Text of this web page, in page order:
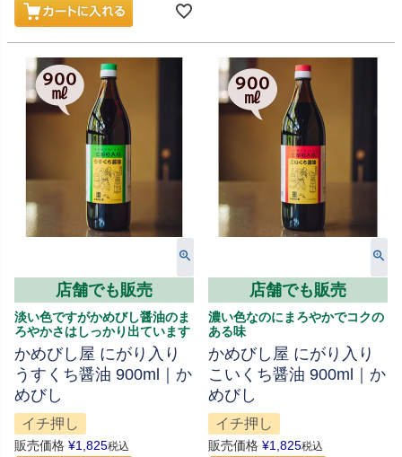
店舗でも販売
淡い色ですがかめびし醤油のま
ろやかさはしっかり出ています
かめびし屋 にがり入り
うすくち醤油 900ml｜か
めびし
イチ押し
販売価格 ¥1,825税込
店舗でも販売
濃い色なのにまろやかでコクの
ある味
かめびし屋 にがり入り
こいくち醤油 900ml｜か
めびし
イチ押し
販売価格 ¥1,825税込